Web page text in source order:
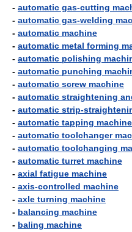
- automatic gas-cutting
- automatic gas-welding
- automatic machine
- automatic metal forming
- automatic polishing
- automatic punching
- automatic screw machine
- automatic straightening
- automatic strip-
- automatic tapping machine
- automatic toolchanger
- automatic toolchanging
- automatic turret machine
- axial fatigue machine
- axis-controlled machine
- axle turning machine
- balancing machine
- baling machine